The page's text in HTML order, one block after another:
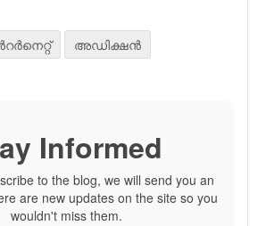
അഡിക്ഷന്‍
Informed
to the blog, we will send you an
are new updates on the site so you
wouldn't miss them.